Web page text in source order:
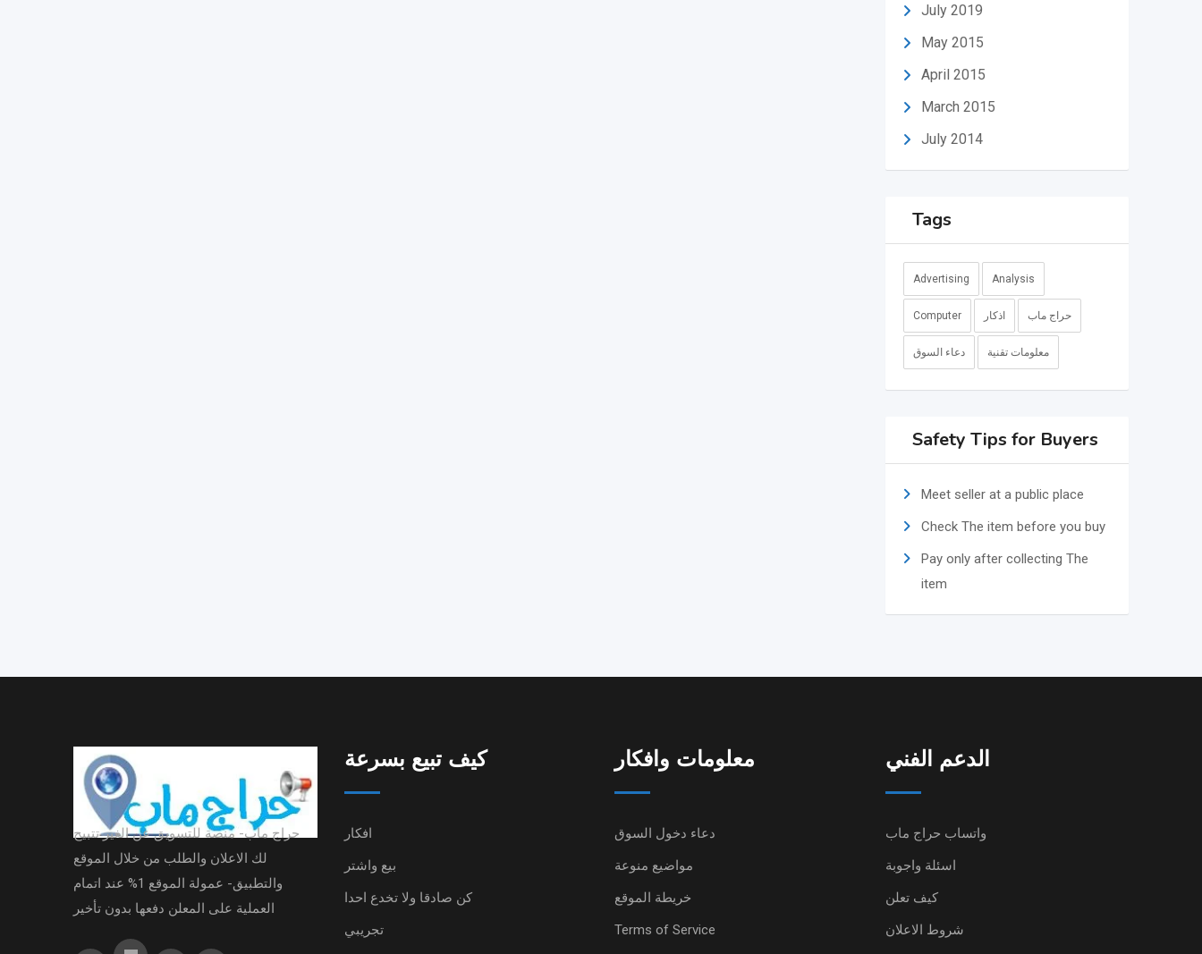
July 2019
May 2015
April 2015
March 2015
July 2014
Tags
Advertising Analysis
Computer اذكار حراج ماب
دعاء السوق معلومات تقنية
Safety Tips for Buyers
Meet seller at a public place
Check The item before you buy
Pay only after collecting The
item
حراج ماب- منصة للتسويق عن الغير تتبيح
لك الاعلان والطلب من خلال الموقع
والتطبيق- عمولة الموقع 1% عند اتمام
العملية على المعلن دفعها بدون تأخير
كيف تبيع بسرعة
افكار
بيع واشتر
كن صادقا ولا تخدع احدا
تجريبي
معلومات وافكار
دعاء دخول السوق
مواضيع منوعة
خريطة الموقع
Terms of Service
الدعم الفني
واتساب حراج ماب
اسئلة واجوبة
كيف تعلن
شروط الاعلان